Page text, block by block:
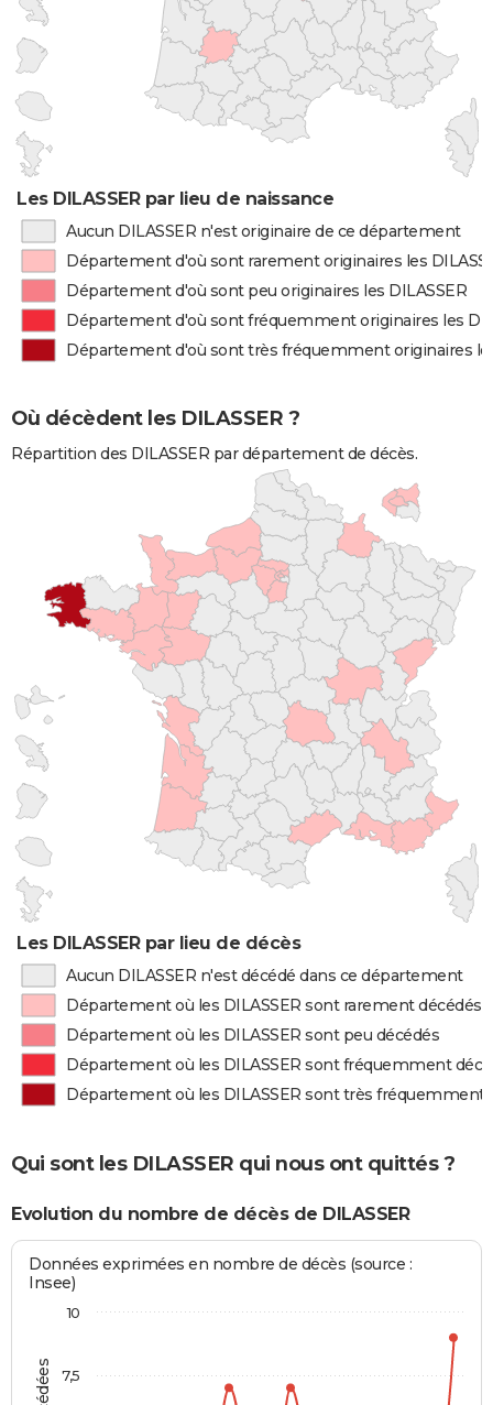
Les DILASSER par lieu de naissance
Aucun DILASSER n'est originaire de ce département
Département d'où sont rarement originaires les
Département d'où sont peu originaires les DILASSER
Département d'où sont fréquemment originaires les
Département d'où sont très fréquemment originaires
Où décèdent les DILASSER ?
Répartition des DILASSER par département de décès.
Les DILASSER par lieu de décès
Aucun DILASSER n'est décédé dans ce département
Département où les DILASSER sont rarement décédés
Département où les DILASSER sont peu décédés
Département où les DILASSER sont fréquemment
Département où les DILASSER sont très fréquemment
Qui sont les DILASSER qui nous ont quittés ?
Evolution du nombre de décès de DILASSER
Données exprimées en nombre de décès (source :
Insee)
7,5
10